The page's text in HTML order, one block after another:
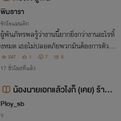
พิมธารา
รักโรแมนติก
ผู้พันภัทรพลรู้ว่างานนี้ยากยิ่งกว่างานอะไรทั้
งหมด เธอไม่ปลอดภัยพวกมันต้องการตัวเธ
อเพราะรู้ว่าเธอเป็นลูกสาวผู้ว่า มันต้องการเ
ธอมาต่อรองกับทางการเพื่อปล่อยเสือป่านที่
247 1 7 5
17 ชั่วโมงที่แล้ว
น้องนายเอกแล้วไงก็ (เคย) ร้ายแ
ล้วกัน
Ploy_sb
Y